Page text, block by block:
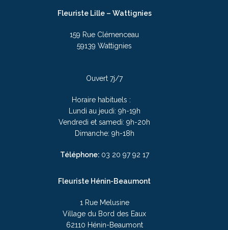
Fleuriste Lille – Wattignies
159 Rue Clémenceau
59139 Wattignies
Ouvert 7j/7
Horaire habituels :
Lundi au jeudi: 9h-19h
Vendredi et samedi: 9h-20h
Dimanche: 9h-18h
Téléphone: 03 20 97 92 17
Fleuriste Hénin-Beaumont
1 Rue Melusine
Village du Bord des Eaux
62110 Hénin-Beaumont